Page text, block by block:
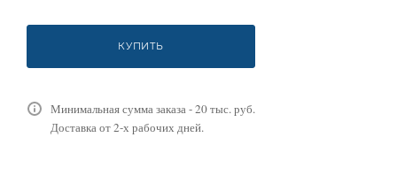
КУПИТЬ
Минимальная сумма заказа - 20 тыс. руб.
Доставка от 2-х рабочих дней.